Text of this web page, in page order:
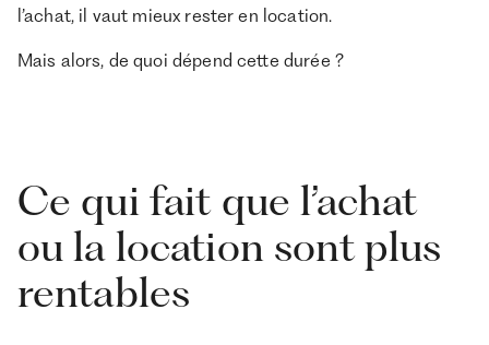
l’achat, il vaut mieux rester en location.
Mais alors, de quoi dépend cette durée ?
Ce qui fait que l’achat
ou la location sont plus
rentables